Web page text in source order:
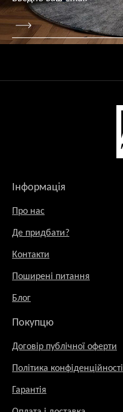
Інформація
Про нас
Де придбати?
Контакти
Поширені питання
Блог
Покупцю
Договір публічної оферти
Політика конфіденційності
Гарантія